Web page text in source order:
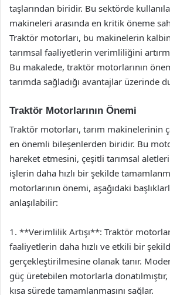
taşlarından biridir. Bu sektörde
makineleri arasında en kritik öneme
Traktör motorları, bu makinelerin
tarımsal faaliyetlerin verimliliğini
Bu makalede, traktör motorlarının
tarımda sağladığı avantajlar üzerinde
Traktör Motorlarının Önemi
Traktör motorları, tarım makinelerinin
en önemli bileşenlerden biridir. Bu
hareket etmesini, çeşitli tarımsal
işlerin daha hızlı bir şekilde
motorlarının önemi, aşağıdaki
anlaşılabilir:
1. **Verimlilik Artışı**: Traktör
faaliyetlerin daha hızlı ve etkili bir
gerçekleştirilmesine olanak tanır.
güç üretebilen motorlarla
kısa sürede tamamlanmasını sağlar.